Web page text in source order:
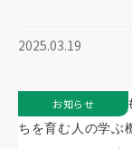
2025.03.19
お知らせ